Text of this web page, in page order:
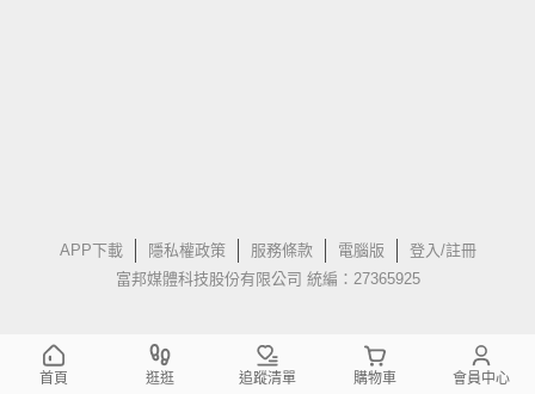
APP下載 隱私權政策 服務條款 電腦版
登入/註冊
富邦媒體科技股份有限公司 統編：27365925
首頁 逛逛 追蹤清單 購物車 會員中心